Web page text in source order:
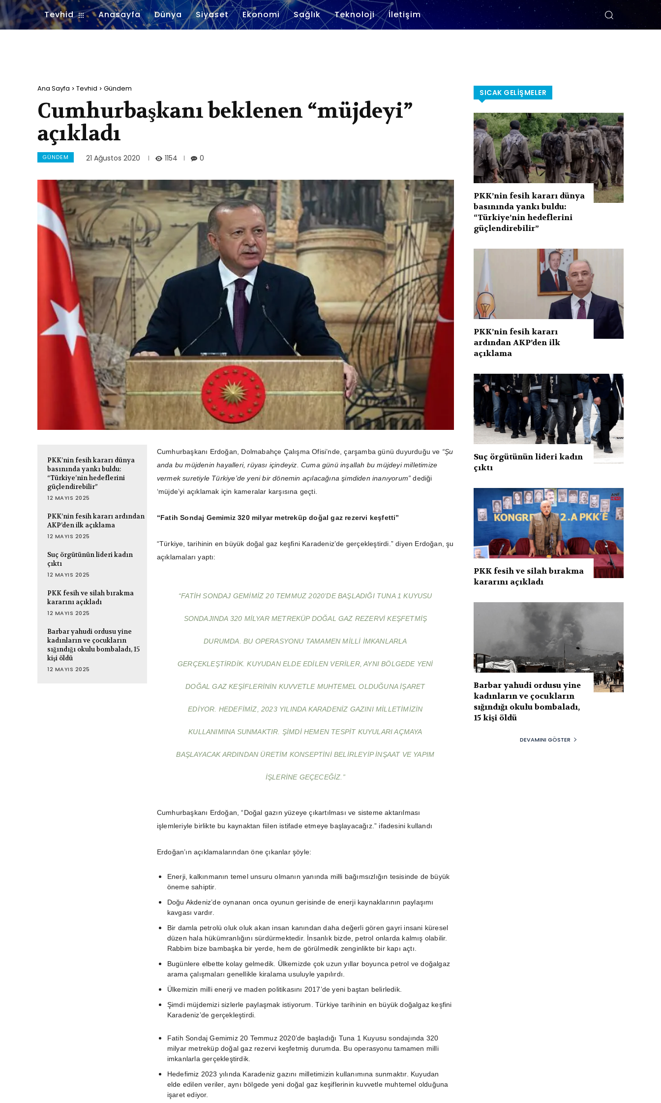
Tevhid Anasayfa Dünya Siyaset Ekonomi Sağlık Teknoloji İletişim
Ana Sayfa Tevhid Gündem
Cumhurbaşkanı beklenen “müjdeyi”
açıkladı
GÜNDEM 21 Ağustos 2020 1154 0
PKK’nin fesih kararı dünya
basınında yankı buldu:
“Türkiye’nin hedeflerini
güçlendirebilir”
12 MAYIS 2025
PKK’nin fesih kararı ardından
AKP’den ilk açıklama
12 MAYIS 2025
Suç örgütünün lideri kadın
çıktı
12 MAYIS 2025
PKK fesih ve silah bırakma
kararını açıkladı
12 MAYIS 2025
Barbar yahudi ordusu yine
kadınların ve çocukların
sığındığı okulu bombaladı, 15
kişi öldü
12 MAYIS 2025
Cumhurbaşkanı Erdoğan, Dolmabahçe Çalışma Ofisi’nde, çarşamba günü duyurduğu ve “Şu
anda bu müjdenin hayalleri, rüyası içindeyiz. Cuma günü inşallah bu müjdeyi milletimize
vermek suretiyle Türkiye’de yeni bir dönemin açılacağına şimdiden inanıyorum” dediği
‘müjde’yi açıklamak için kameralar karşısına geçti.
“Fatih Sondaj Gemimiz 320 milyar metreküp doğal gaz rezervi keşfetti”
“Türkiye, tarihinin en büyük doğal gaz keşfini Karadeniz’de gerçekleştirdi.” diyen Erdoğan, şu
açıklamaları yaptı:
“FATIH SONDAJ GEMIMIZ 20 TEMMUZ 2020’DE BAŞLADIĞI TUNA 1 KUYUSU
SONDAJINDA 320 MILYAR METREKÜP DOĞAL GAZ REZERVI KEŞFETMIŞ
DURUMDA. BU OPERASYONU TAMAMEN MILLI IMKANLARLA
GERÇEKLEŞTIRDIK. KUYUDAN ELDE EDILEN VERILER, AYNI BÖLGEDE YENI
DOĞAL GAZ KEŞIFLERININ KUVVETLE MUHTEMEL OLDUĞUNA IŞARET
EDIYOR. HEDEFIMIZ, 2023 YILINDA KARADENIZ GAZINI MILLETIMIZIN
KULLANIMINA SUNMAKTIR. ŞIMDI HEMEN TESPIT KUYULARI AÇMAYA
BAŞLAYACAK ARDINDAN ÜRETIM KONSEPTINI BELIRLEYIP INŞAAT VE YAPIM
IŞLERINE GEÇECEĞIZ.”
Cumhurbaşkanı Erdoğan, “Doğal gazın yüzeye çıkartılması ve sisteme aktarılması
işlemleriyle birlikte bu kaynaktan fiilen istifade etmeye başlayacağız.” ifadesini kullandı
​Erdoğan’ın açıklamalarından öne çıkanlar şöyle:
Enerji, kalkınmanın temel unsuru olmanın yanında milli bağımsızlığın tesisinde de büyük
öneme sahiptir.
Doğu Akdeniz’de oynanan onca oyunun gerisinde de enerji kaynaklarının paylaşımı
kavgası vardır.
Bir damla petrolü oluk oluk akan insan kanından daha değerli gören gayri insani küresel
düzen hala hükümranlığını sürdürmektedir. İnsanlık bizde, petrol onlarda kalmış olabilir.
Rabbim bize bambaşka bir yerde, hem de görülmedik zenginlikte bir kapı açtı.
Bugünlere elbette kolay gelmedik. Ülkemizde çok uzun yıllar boyunca petrol ve doğalgaz
arama çalışmaları genellikle kiralama usuluyle yapılırdı.
Ülkemizin milli enerji ve maden politikasını 2017’de yeni baştan belirledik.
Şimdi müjdemizi sizlerle paylaşmak istiyorum. Türkiye tarihinin en büyük doğalgaz keşfini
Karadeniz’de gerçekleştirdi.
Fatih Sondaj Gemimiz 20 Temmuz 2020’de başladığı Tuna 1 Kuyusu sondajında 320
milyar metreküp doğal gaz rezervi keşfetmiş durumda. Bu operasyonu tamamen milli
imkanlarla gerçekleştirdik.
Hedefimiz 2023 yılında Karadeniz gazını milletimizin kullanımına sunmaktır. Kuyudan
elde edilen veriler, aynı bölgede yeni doğal gaz keşiflerinin kuvvetle muhtemel olduğuna
işaret ediyor.
SICAK GELIŞMELER
PKK’nin fesih kararı dünya
basınında yankı buldu:
“Türkiye’nin hedeflerini
güçlendirebilir”
PKK’nin fesih kararı
ardından AKP’den ilk
açıklama
Suç örgütünün lideri kadın
çıktı
PKK fesih ve silah bırakma
kararını açıkladı
Barbar yahudi ordusu yine
kadınların ve çocukların
sığındığı okulu bombaladı,
15 kişi öldü
DEVAMINI GÖSTER